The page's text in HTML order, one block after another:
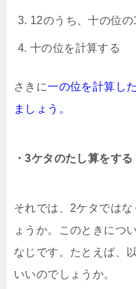
12のうち、十の位の
十の位を計算する
さきに一の位を計算し
ましょう。
・3ケタのたし算をする
それでは、2ケタでは
ょうか。このときにつ
なじです。たとえば、
いいのでしょうか。